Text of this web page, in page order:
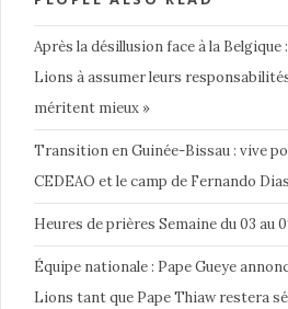
Après la désillusion face à la
Lions à assumer leurs
méritent mieux »
Transition en Guinée-Bissau : vive
CEDEAO et le camp de Fernando
Heures de prières Semaine du 03 au
Équipe nationale : Pape Gueye
Lions tant que Pape Thiaw restera